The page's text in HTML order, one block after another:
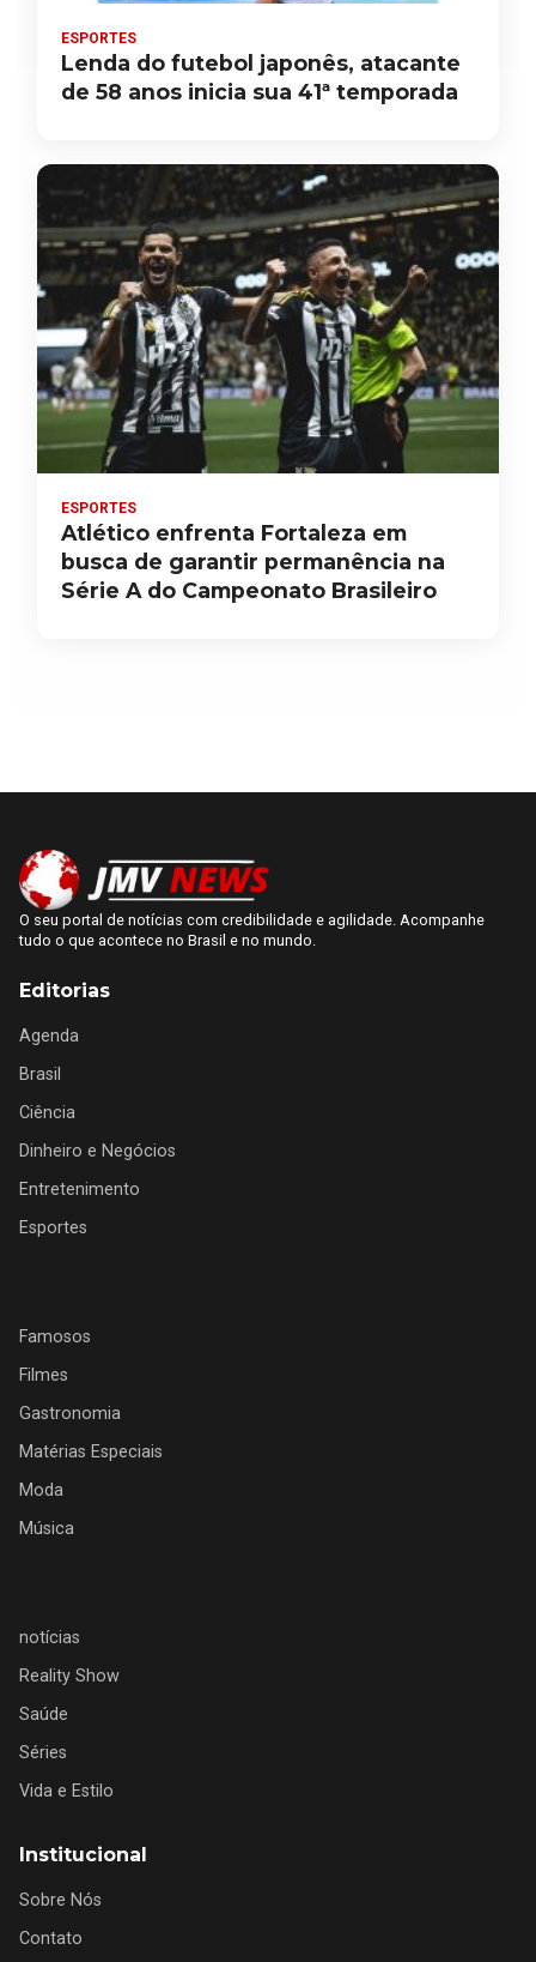
ESPORTES
Lenda do futebol japonês, atacante
de 58 anos inicia sua 41ª temporada
ESPORTES
Atlético enfrenta Fortaleza em
busca de garantir permanência na
Série A do Campeonato Brasileiro
O seu portal de notícias com credibilidade e agilidade. Acompanhe
tudo o que acontece no Brasil e no mundo.
Editorias
Agenda
Brasil
Ciência
Dinheiro e Negócios
Entretenimento
Esportes
Famosos
Filmes
Gastronomia
Matérias Especiais
Moda
Música
notícias
Reality Show
Saúde
Séries
Vida e Estilo
Institucional
Sobre Nós
Contato